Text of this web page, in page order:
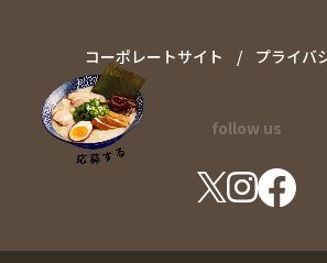
コーポレートサイト プライバ
follow us